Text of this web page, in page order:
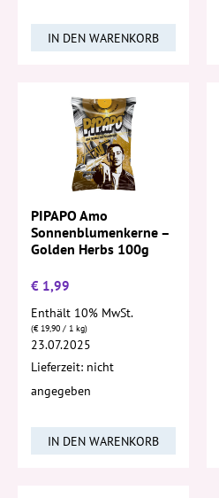
IN DEN WARENKORB
PIPAPO Amo
Sonnenblumenkerne –
Golden Herbs 100g
€ 1,99
Enthält 10% MwSt.
(€19,90 / 1 kg)
23.07.2025
Lieferzeit: nicht
angegeben
IN DEN WARENKORB